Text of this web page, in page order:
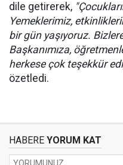
dile getirerek,
Yemeklerimiz,
bir gün yaşıyoruz.
Başkanımıza,
herkese çok teşekkür
özetledi.
HABERE YORUM KAT